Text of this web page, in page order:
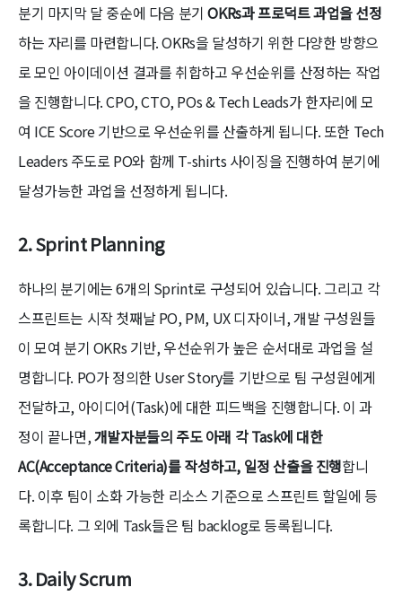
분기 마지막 달 중순에 다음 분기OKRs과 프로덕트 과업을 선정
하는 자리를 마련합니다. OKRs을 달성하기 위한 다양한 방향으
로 모인 아이데이션 결과를 취합하고 우선순위를 산정하는 작업
을 진행합니다. CPO, CTO, POs & Tech Leads가 한자리에 모
여 ICE Score 기반으로 우선순위를 산출하게 됩니다. 또한 Tech
Leaders 주도로 PO와 함께 T-shirts 사이징을 진행하여 분기에
달성가능한 과업을 선정하게 됩니다.
2.Sprint Planning
하나의 분기에는 6개의 Sprint로 구성되어 있습니다. 그리고 각
스프린트는 시작 첫째날 PO, PM, UX 디자이너, 개발 구성원들
이 모여 분기 OKRs 기반, 우선순위가 높은 순서대로 과업을 설
명합니다. PO가 정의한 User Story를 기반으로 팀 구성원에게
전달하고, 아이디어(Task)에 대한 피드백을 진행합니다. 이 과
정이 끝나면,개발자분들의 주도 아래 각 Task에 대한
AC(Acceptance Criteria)를 작성하고, 일정 산출을 진행합니
다. 이후 팀이 소화 가능한 리소스 기준으로 스프린트 할일에 등
록합니다. 그 외에 Task들은 팀 backlog로 등록됩니다.
3.Daily Scrum